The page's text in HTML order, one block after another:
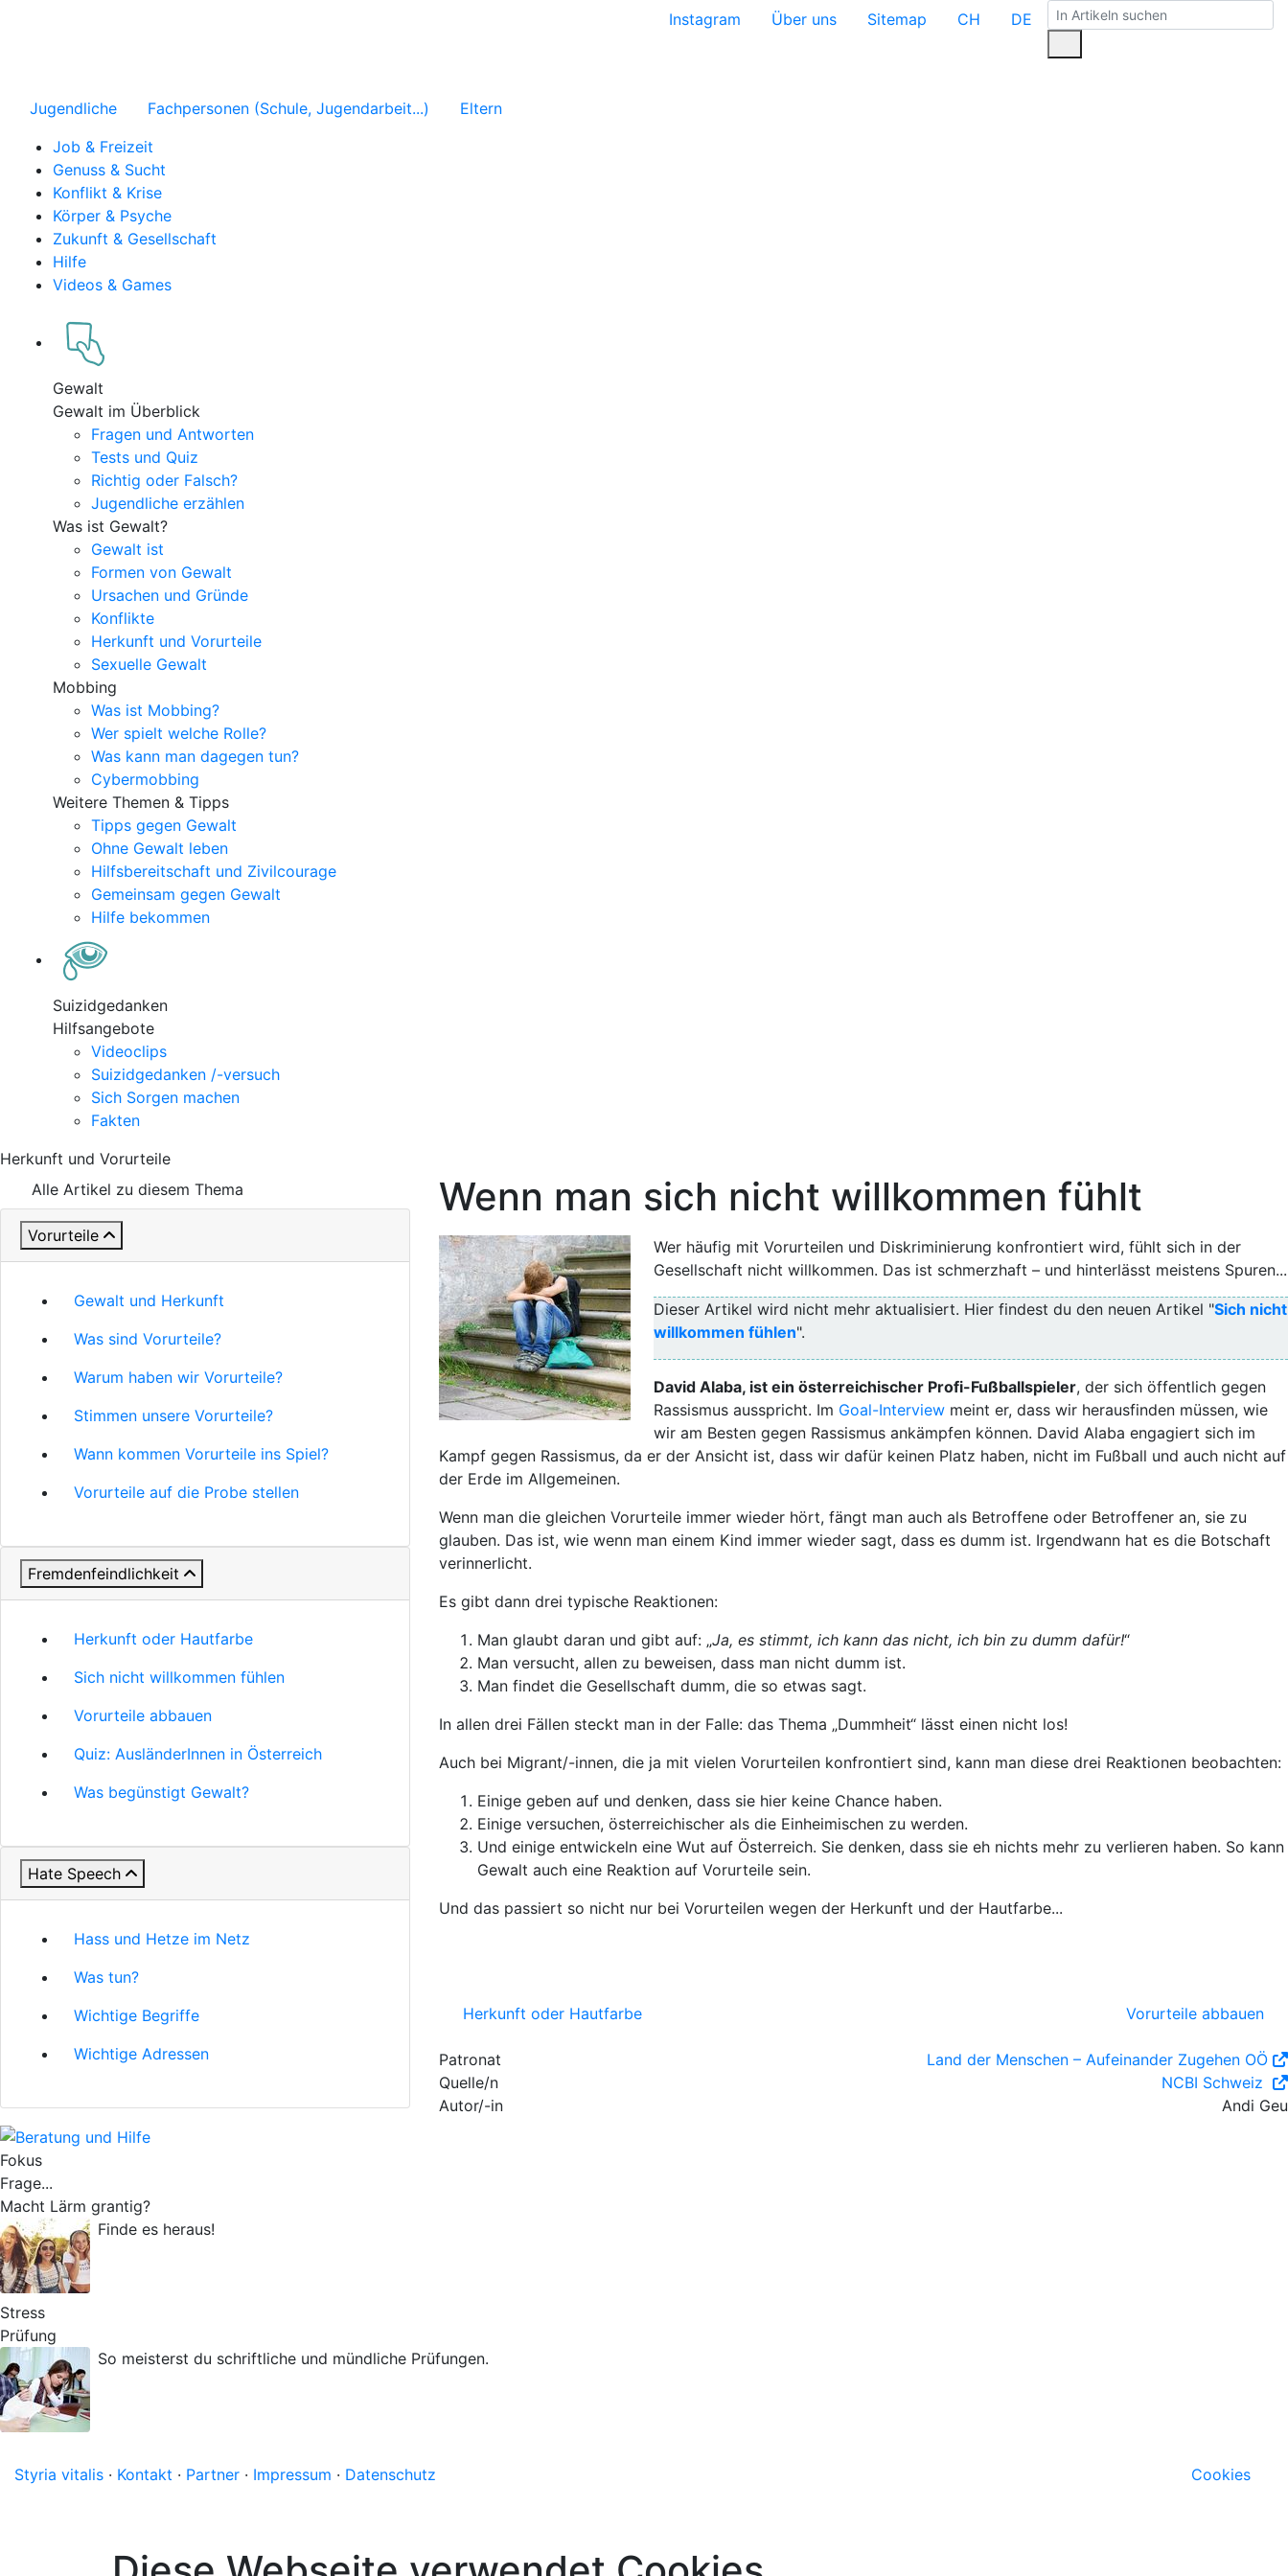
Instagram Über uns Sitemap CH DE
Jugendliche Fachpersonen (Schule, Jugendarbeit...)
Eltern
Job & Freizeit
Genuss & Sucht
Konflikt & Krise
Körper & Psyche
Zukunft & Gesellschaft
Hilfe
Videos & Games
Gewalt
Gewalt im Überblick
Fragen und Antworten
Tests und Quiz
Richtig oder Falsch?
Jugendliche erzählen
Was ist Gewalt?
Gewalt ist
Formen von Gewalt
Ursachen und Gründe
Konflikte
Herkunft und Vorurteile
Sexuelle Gewalt
Mobbing
Was ist Mobbing?
Wer spielt welche Rolle?
Was kann man dagegen tun?
Cybermobbing
Weitere Themen & Tipps
Tipps gegen Gewalt
Ohne Gewalt leben
Hilfsbereitschaft und Zivilcourage
Gemeinsam gegen Gewalt
Hilfe bekommen
Suizidgedanken
Hilfsangebote
Videoclips
Suizidgedanken /-versuch
Sich Sorgen machen
Fakten
Herkunft und Vorurteile
Alle Artikel zu diesem Thema
Vorurteile
Gewalt und Herkunft
Was sind Vorurteile?
Warum haben wir Vorurteile?
Stimmen unsere Vorurteile?
Wann kommen Vorurteile ins Spiel?
Vorurteile auf die Probe stellen
Fremdenfeindlichkeit
Herkunft oder Hautfarbe
Sich nicht willkommen fühlen
Vorurteile abbauen
Quiz: AusländerInnen in Österreich
Was begünstigt Gewalt?
Hate Speech
Hass und Hetze im Netz
Was tun?
Wichtige Begriffe
Wichtige Adressen
Wenn man sich nicht willkommen fühlt
Wer häufig mit Vorurteilen und Diskriminierung konfrontiert wird, fühlt sich in der
Gesellschaft nicht willkommen. Das ist schmerzhaft – und hinterlässt meistens Spuren...
Dieser Artikel wird nicht mehr aktualisiert. Hier findest du den neuen Artikel "Sich nicht
willkommen fühlen".
David Alaba, ist ein österreichischer Profi-Fußballspieler, der sich öffentlich gegen
Rassismus ausspricht. Im Goal-Interview meint er, dass wir herausfinden müssen, wie
wir am Besten gegen Rassismus ankämpfen können. David Alaba engagiert sich im
Kampf gegen Rassismus, da er der Ansicht ist, dass wir dafür keinen Platz haben, nicht im Fußball und auch nicht auf
der Erde im Allgemeinen.
Wenn man die gleichen Vorurteile immer wieder hört, fängt man auch als Betroffene oder Betroffener an, sie zu
glauben. Das ist, wie wenn man einem Kind immer wieder sagt, dass es dumm ist. Irgendwann hat es die Botschaft
verinnerlicht.
Es gibt dann drei typische Reaktionen:
Man glaubt daran und gibt auf: „Ja, es stimmt, ich kann das nicht, ich bin zu dumm dafür!“
Man versucht, allen zu beweisen, dass man nicht dumm ist.
Man findet die Gesellschaft dumm, die so etwas sagt.
In allen drei Fällen steckt man in der Falle: das Thema „Dummheit“ lässt einen nicht los!
Auch bei Migrant/-innen, die ja mit vielen Vorurteilen konfrontiert sind, kann man diese drei Reaktionen beobachten:
Einige geben auf und denken, dass sie hier keine Chance haben.
Einige versuchen, österreichischer als die Einheimischen zu werden.
Und einige entwickeln eine Wut auf Österreich. Sie denken, dass sie eh nichts mehr zu verlieren haben. So kann
Gewalt auch eine Reaktion auf Vorurteile sein.
Und das passiert so nicht nur bei Vorurteilen wegen der Herkunft und der Hautfarbe...
Herkunft oder Hautfarbe Vorurteile abbauen
Patronat
Land der Menschen – Aufeinander Zugehen OÖ
Quelle/n
NCBI Schweiz
Autor/-in
Andi Geu
Fokus
Frage...
Macht Lärm grantig?
Finde es heraus!
Stress
Prüfung
So meisterst du schriftliche und mündliche Prüfungen.
Styria vitalis · Kontakt · Partner · Impressum · Datenschutz Cookies